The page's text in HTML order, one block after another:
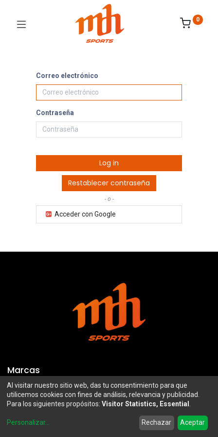
Wishlist Account
0
Correo electrónico
Contraseña
Log in
Restablecer contraseña
- o -
Acceder con Google
Marcas
Troy Lee Designs
100%
Airoh
Mazawi
SIDI
Al visitar nuestro sitio web, das tu consentimiento para que
utilicemos cookies con fines de análisis, relevancia y publicidad.
Para los siguientes propósitos: Visitor Statistics, Essential
Personalizar... Rechazar Aceptar